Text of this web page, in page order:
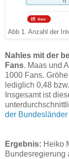
Abb 1. Anzahl der
Nahles mit der
Fans. Maas und
1000 Fans.
lediglich 0,48
Insgesamt ist
der
Ergebnis: Heiko
Bundesregierung